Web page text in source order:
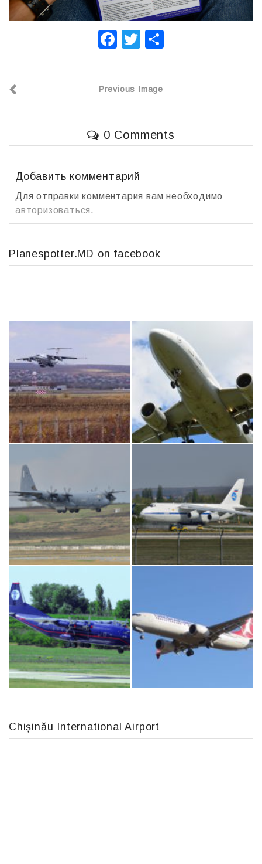
F
e
o
o
k
T
er р
в
и
т
ь
Previous Image
0 Comments
Добавить комментарий
Для отправки комментария вам необходимо
авторизоваться.
Planespotter.MD on facebook
IL76, RA-78844
MC-130, 15731
Chișinău International Airport